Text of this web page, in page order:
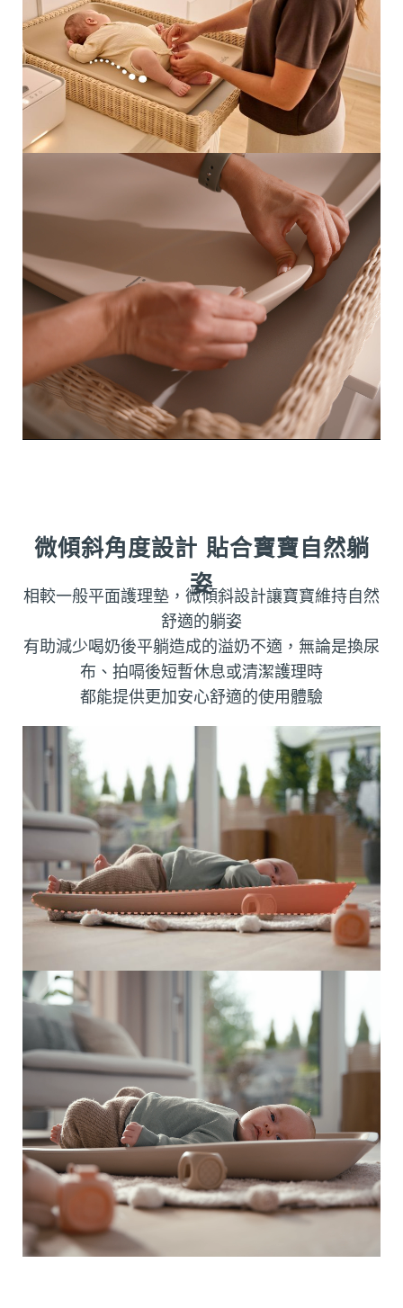
微傾斜角度設計 貼合寶寶自然躺
姿
相較一般平面護理墊，微傾斜設計讓寶寶維持自然
舒適的躺姿
有助減少喝奶後平躺造成的溢奶不適，無論是換尿
布、拍嗝後短暫休息或清潔護理時
都能提供更加安心舒適的使用體驗